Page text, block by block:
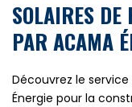
SOLAIRES
PAR ACAMA
Découvrez le
Énergie pour la